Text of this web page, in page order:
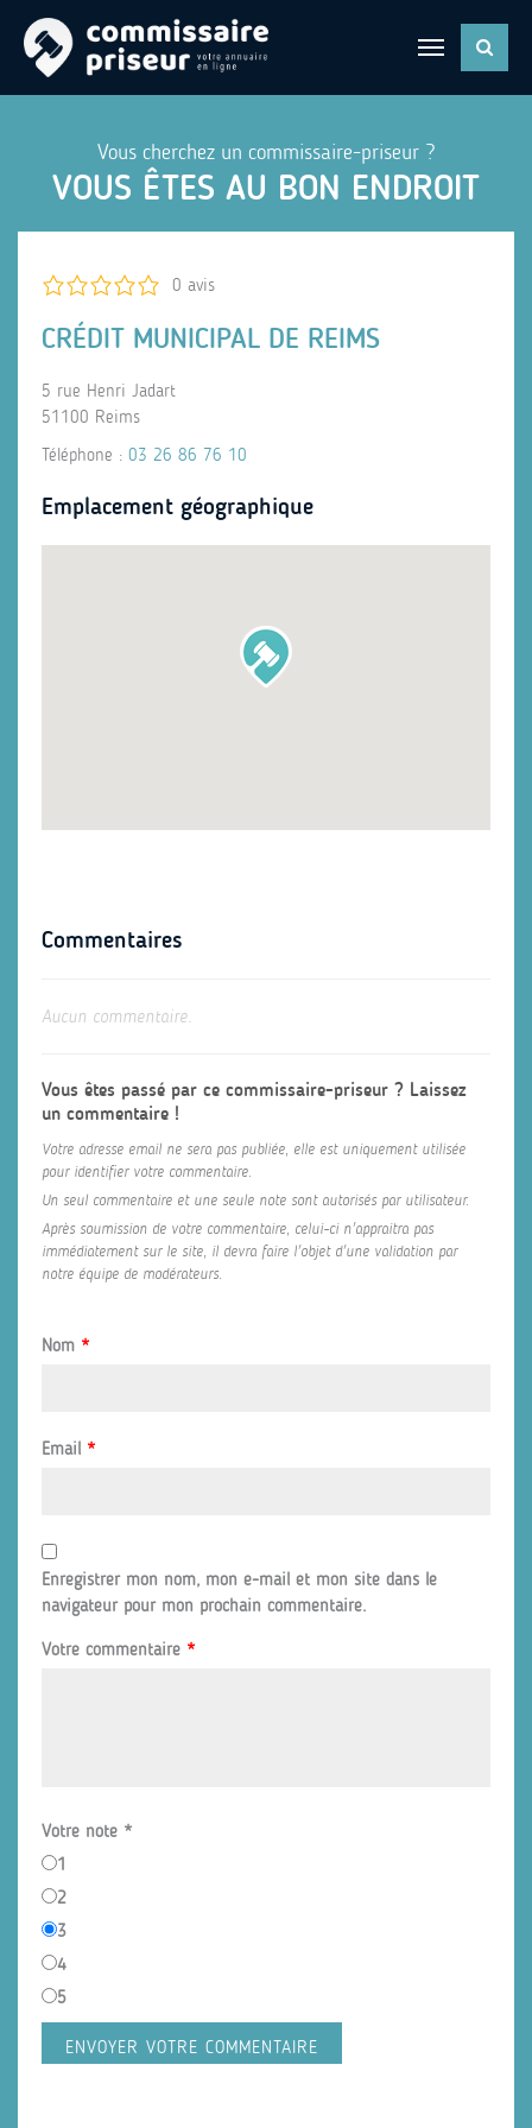
Vous cherchez un commissaire-priseur ?
VOUS ÊTES AU BON ENDROIT
0 avis
CRÉDIT MUNICIPAL DE REIMS
5 rue Henri Jadart
51100 Reims
Téléphone : 03 26 86 76 10
Emplacement géographique
Commentaires
Aucun commentaire.
Vous êtes passé par ce commissaire-priseur ? Laissez
un commentaire !
Votre adresse email ne sera pas publiée, elle est uniquement utilisée
pour identifier votre commentaire.
Un seul commentaire et une seule note sont autorisés par utilisateur.
Après soumission de votre commentaire, celui-ci n'appraitra pas
immédiatement sur le site, il devra faire l'objet d'une validation par
notre équipe de modérateurs.
Nom *
Email *
Enregistrer mon nom, mon e-mail et mon site dans le
navigateur pour mon prochain commentaire.
Votre commentaire *
Votre note *
1
2
3
4
5